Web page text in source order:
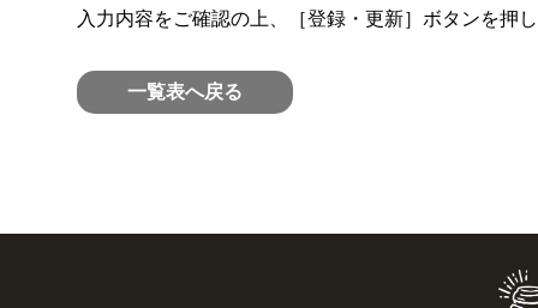
入力内容をご確認の上、［登録・更新］ボタンを押
一覧表へ戻る